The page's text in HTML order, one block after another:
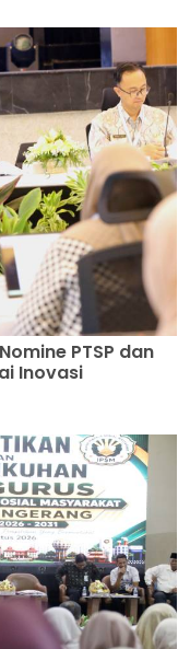
PTSP dan
Inovasi